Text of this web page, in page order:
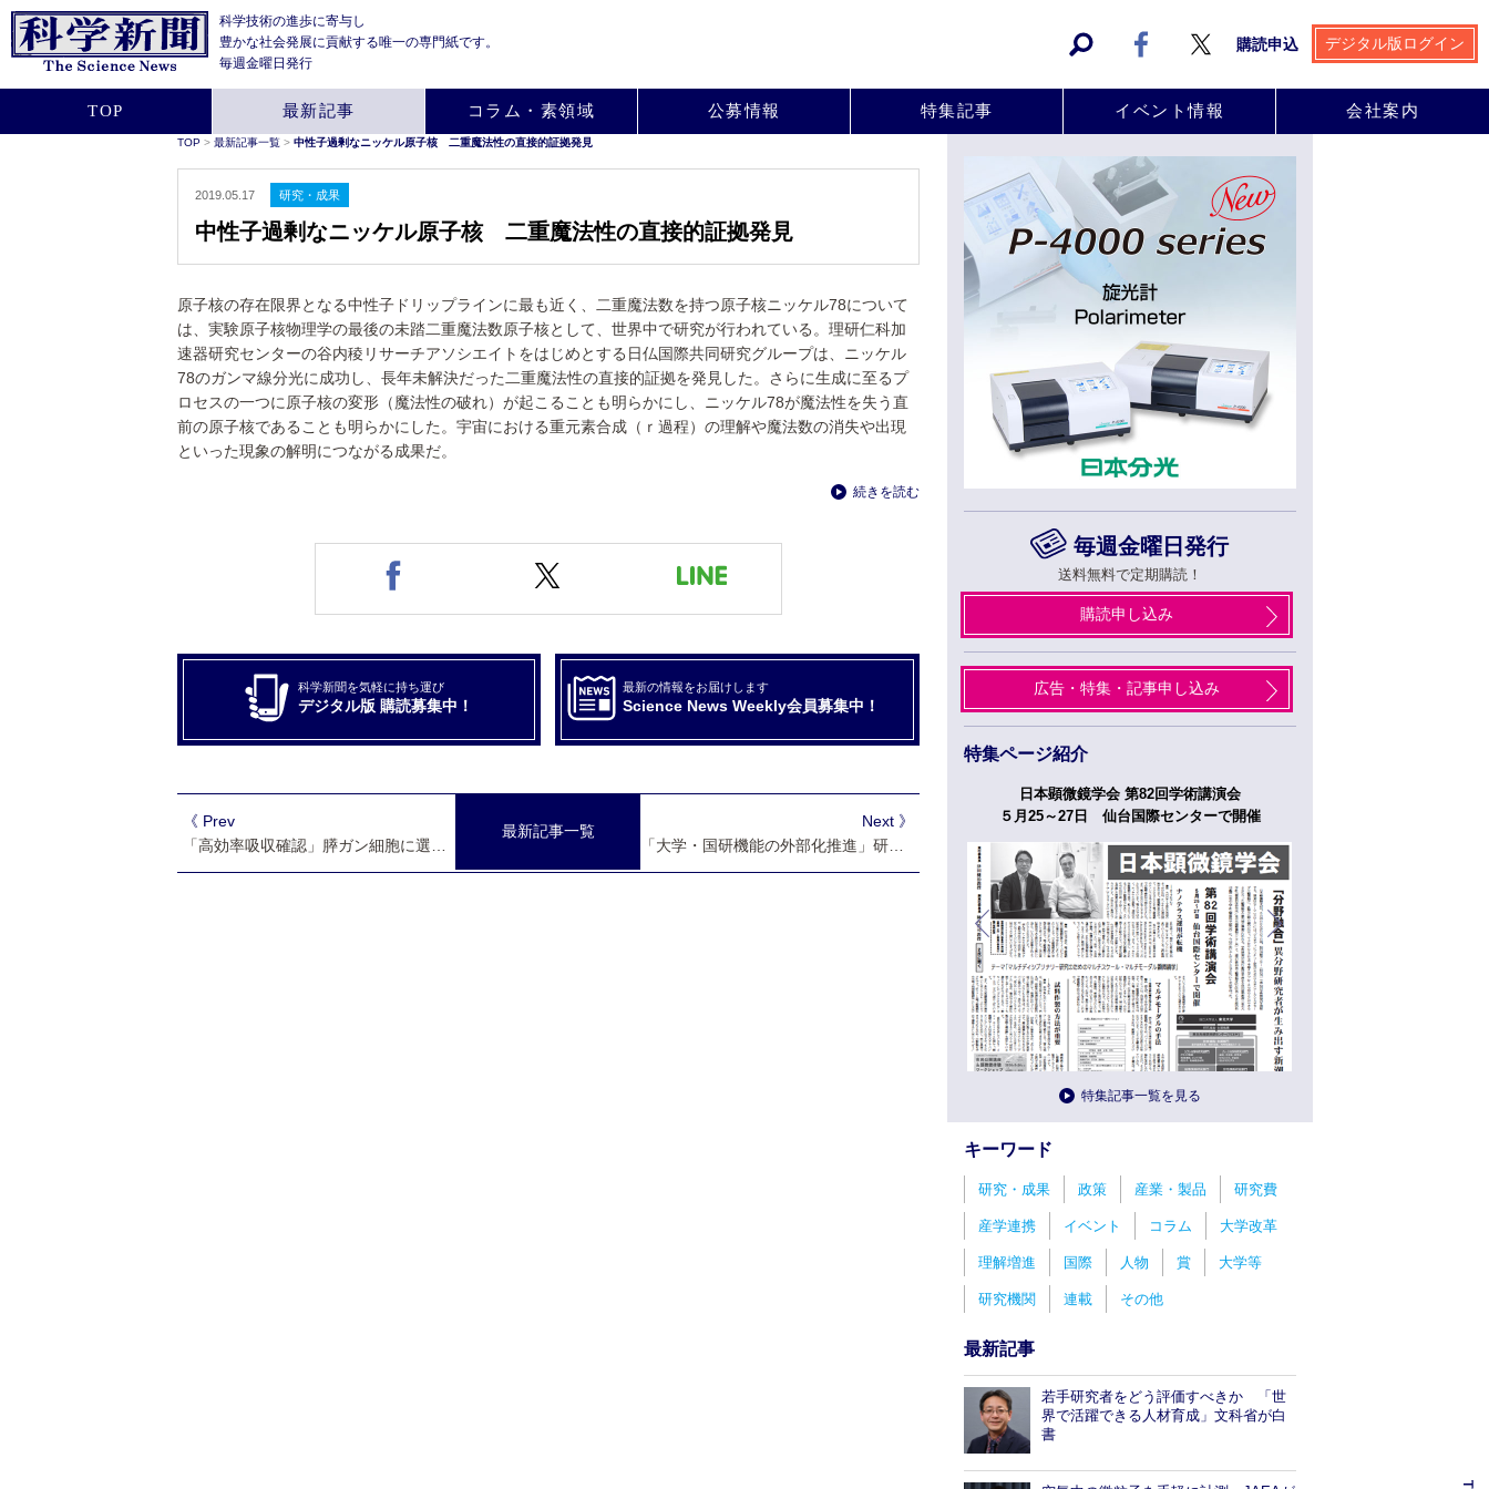
科学技術の進歩に寄与し
豊かな社会発展に貢献する唯一の専門紙です。
毎週金曜日発行
購読申込 デジタル版ログイン
TOP 最新記事 コラム・素領域 公募情報 特集記事 イベント情報 会社案内
TOP > 最新記事一覧 > 中性子過剰なニッケル原子核 二重魔法性の直接的証拠発見
2019.05.17 研究・成果
中性子過剰なニッケル原子核 二重魔法性の直接的証拠発見
原子核の存在限界となる中性子ドリップラインに最も近く、二重魔法数を持つ原子核ニッケル78について
は、実験原子核物理学の最後の未踏二重魔法数原子核として、世界中で研究が行われている。理研仁科加
速器研究センターの谷内稜リサーチアソシエイトをはじめとする日仏国際共同研究グループは、ニッケル
78のガンマ線分光に成功し、長年未解決だった二重魔法性の直接的証拠を発見した。さらに生成に至るプ
ロセスの一つに原子核の変形（魔法性の破れ）が起こることも明らかにし、ニッケル78が魔法性を失う直
前の原子核であることも明らかにした。宇宙における重元素合成（ｒ過程）の理解や魔法数の消失や出現
といった現象の解明につながる成果だ。
続きを読む
科学新聞を気軽に持ち運び
デジタル版 購読募集中！
最新の情報をお届けします
Science News Weekly会員募集中！
最新記事一覧
Next 》
《 Prev
毎週金曜日発行
送料無料で定期購読！
購読申し込み
広告・特集・記事申し込み
特集ページ紹介
日本薬学会第145年会 ３月26日から29日まで
福岡市のベイサイドエリアで開催
日本顕微鏡学会 第82回学術講演会
５月25～27日 仙台国際センターで開催
特集記事一覧を見る
キーワード
研究・成果 政策 産業・製品 研究費
産学連携 イベント コラム 大学改革
理解増進 国際 人物 賞 大学等
研究機関 連載 その他
最新記事
若手研究者をどう評価すべきか 「世
界で活躍できる人材育成」文科省が白
書